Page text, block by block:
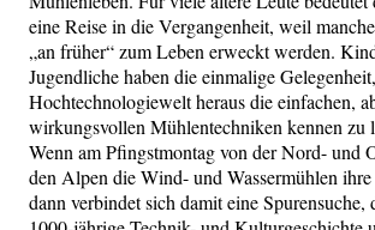
eine Reise in die Vergangenheit, weil
„an früher“ zum Leben erweckt werden.
Jugendliche haben die einmalige
Hochtechnologiewelt heraus die einfachen,
wirkungsvollen Mühlentechniken kennen zu
Wenn am Pfingstmontag von der Nord- und
den Alpen die Wind- und Wassermühlen
dann verbindet sich damit eine Spurensuche,